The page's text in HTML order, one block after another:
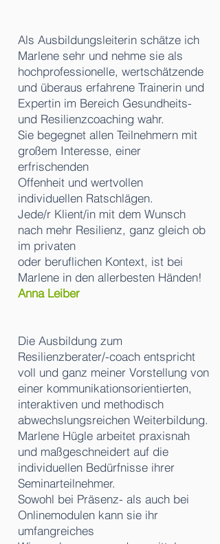
Als Ausbildungsleiterin schätze ich
Marlene sehr und nehme sie als
hochprofessionelle, wertschätzende
und überaus erfahrene Trainerin und
Expertin im Bereich Gesundheits-
und Resilienzcoaching wahr.
Sie begegnet allen Teilnehmern mit
großem Interesse, einer
erfrischenden
Offenheit und wertvollen
individuellen Ratschlägen.
Jede/r Klient/in mit dem Wunsch
nach mehr Resilienz, ganz gleich ob
im privaten
oder beruflichen Kontext, ist bei
Marlene in den allerbesten Händen!
Anna Leiber
Die Ausbildung zum
Resilienzberater/-coach entspricht
voll und ganz meiner Vorstellung von
einer kommunikationsorientierten,
interaktiven und methodisch
abwechslungsreichen Weiterbildung.
Marlene Hügle arbeitet praxisnah
und maßgeschneidert auf die
individuellen Bedürfnisse ihrer
Seminarteilnehmer.
Sowohl bei Präsenz- als auch bei
Onlinemodulen kann sie ihr
umfangreiches